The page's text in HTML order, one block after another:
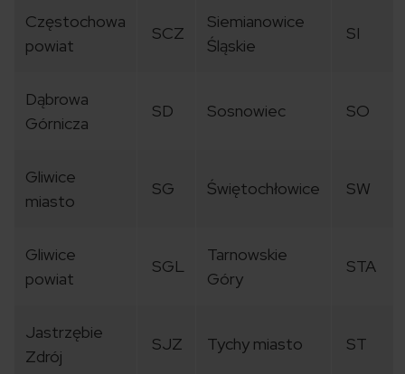
Częstochowa
powiat
SCZ
Siemianowice
Śląskie
SI
Dąbrowa
Górnicza
SD Sosnowiec SO
Gliwice
miasto
SG Świętochłowice SW
Gliwice
powiat
SGL
Tarnowskie
Góry
STA
Jastrzębie
Zdrój
SJZ Tychy miasto ST